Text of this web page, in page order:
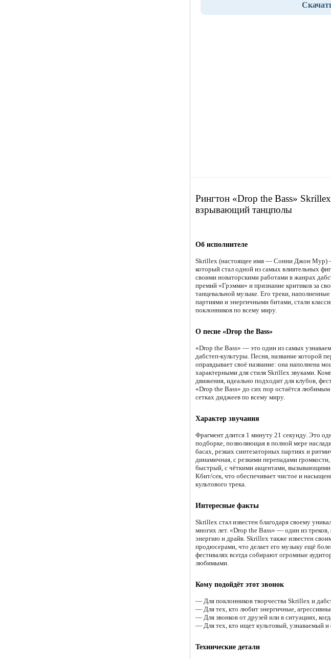
Рингтон «Drop the Bass»
взрывающий танцполы
Об исполнителе
Skrillex (настоящее имя — Сонни Джон Мур)
который стал одной из самых влиятельных
своими новаторскими работами в жанрах
премий «Грэмми» и признание критиков за
танцевальной музыке. Его треки,
партиями и энергичными битами, стали
поклонников по всему миру.
О песне «Drop the Bass»
«Drop the Bass» — это один из самых
дабстеп-культуры. Песня, название которой
оправдывает своё название: она наполнена
характерными для стиля Skrillex звуками.
движения, идеально подходит для клубов,
«Drop the Bass» до сих пор остаётся
сетках диджеев по всему миру.
Характер звучания
Фрагмент длится 1 минуту 21 секунду. Это
подборке, позволяющая в полной мере
басах, резких синтезаторных партиях и
динамичная, с резкими перепадами
быстрый, с чёткими акцентами, вызывающими
Кбит/сек, что обеспечивает чистое и
культового трека.
Интересные факты
Skrillex стал известен благодаря своему
многих лет. «Drop the Bass» — один из
энергию и драйв. Skrillex также известен
продюсерами, что делает его музыку ещё
фестивалях всегда собирают огромные
любимыми.
Кому подойдёт этот звонок
— Для поклонников творчества Skrillex и
— Для тех, кто любит энергичные,
— Для звонков от друзей или в ситуациях,
— Для тех, кто ищет культовый, узнаваемый и
Технические детали